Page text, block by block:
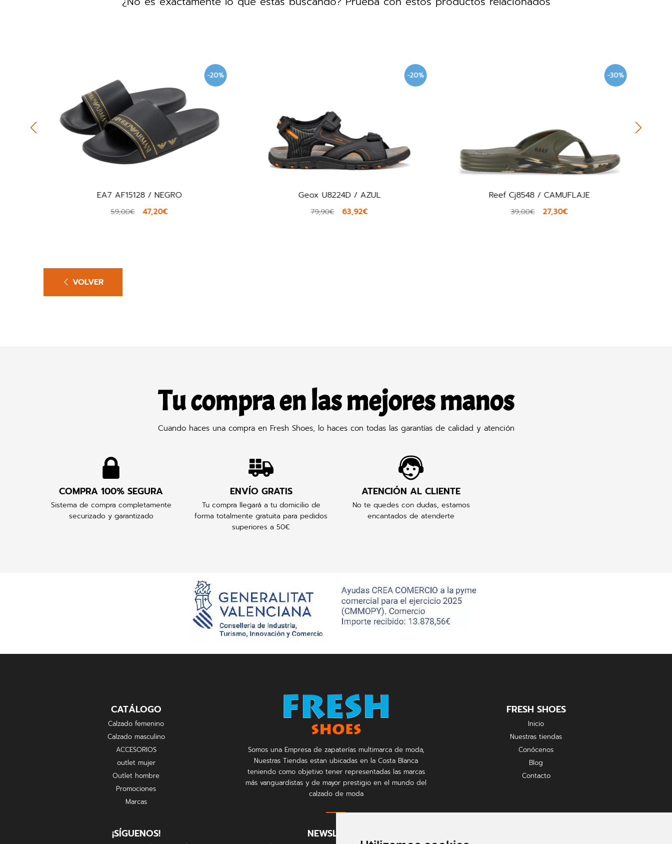
-20%
EA7 AF15128 / NEGRO
59,00€ 47,20€
-20%
Geox U8224D / AZUL
79,90€ 63,92€
-30%
Reef Cj8548 / CAMUFLAJE
39,00€ 27,30€
VOLVER
Tu compra en las mejores manos
Cuando haces una compra en Fresh Shoes, lo haces con todas las garantías de calidad y atención
COMPRA 100% SEGURA
Sistema de compra completamente
securizado y garantizado
ENVÍO GRATIS
Tu compra llegará a tu domicilio de
forma totalmente gratuita para pedidos
superiores a 50€
ATENCIÓN AL CLIENTE
No te quedes con dudas, estamos
encantados de atenderte
CATÁLOGO
Calzado femenino
Calzado masculino
ACCESORIOS
outlet mujer
Outlet hombre
Promociones
Marcas
Somos una Empresa de zapaterías multimarca de moda,
Nuestras Tiendas estan ubicadas en la Costa Blanca
teniendo como objetivo tener representadas las marcas
más vanguardistas y de mayor prestigio en el mundo del
calzado de moda
FRESH SHOES
Inicio
Nuestras tiendas
Conócenos
Blog
Contacto
¡SÍGUENOS! NEWSLETTER